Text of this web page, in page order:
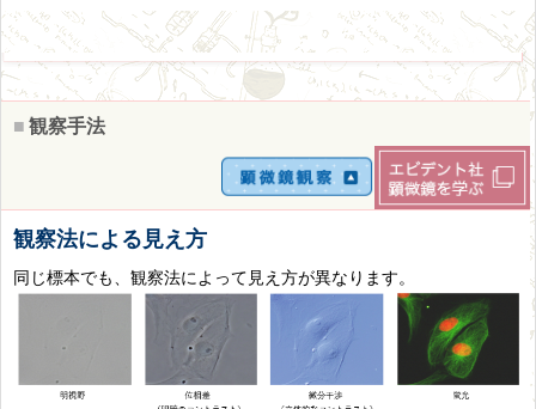
■ 観察手法
観察法による見え方
同じ標本でも、観察法によって見え方が異なります。